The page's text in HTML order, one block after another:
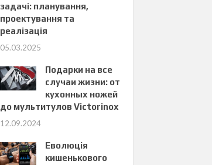
задачі: планування,
проектування та
реалізація
05.03.2025
Подарки на все
случаи жизни: от
кухонных ножей
до мультитулов Victorinox
12.09.2024
Еволюція
кишенькового